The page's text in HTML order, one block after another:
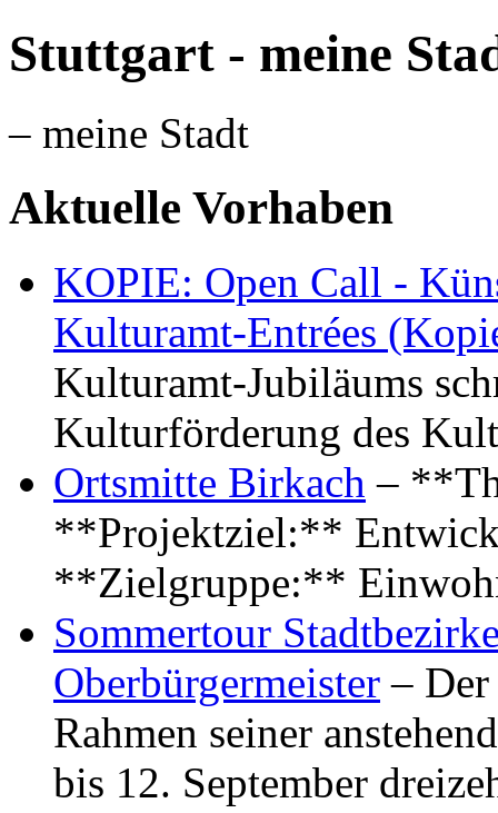
Stuttgart - meine
– meine Stadt
Aktuelle Vorhaben
KOPIE: Open Call -
Kulturamt-Entrées
Kulturamt-Jubiläums
Kulturförderung des
Ortsmitte Birkach –
**Projektziel:**
**Zielgruppe:**
Sommertour
Oberbürgermeister –
Rahmen seiner
bis 12. September